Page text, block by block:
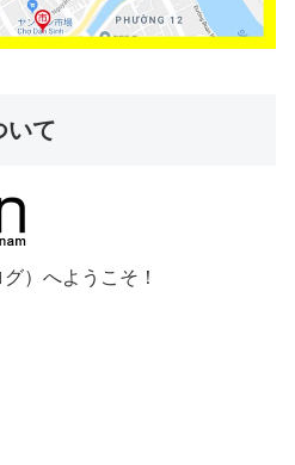
いて
）へようこそ！